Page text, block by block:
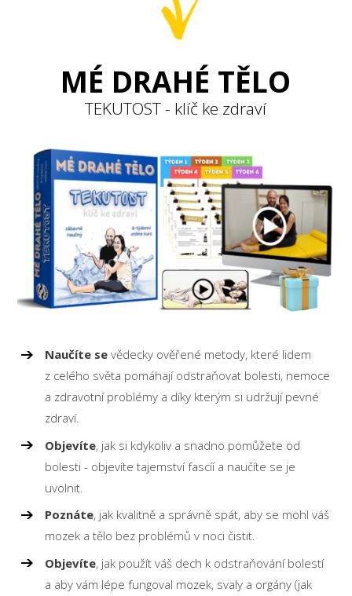
MÉ DRAHÉ TĚLO
TEKUTOST - klíč ke zdraví
Naučíte se vědecky ověřené metody, které lidem
z celého světa pomáhají odstraňovat bolesti, nemoce
a zdravotní problémy a díky kterým si udržují pevné
zdraví.
Objevíte, jak si kdykoliv a snadno pomůžete od
bolesti - objevíte tajemství fascíí a naučíte se je
uvolnit.
Poznáte, jak kvalitně a správně spát, aby se mohl váš
mozek a tělo bez problémů v noci čistit.
Objevíte, jak použít váš dech k odstraňování bolestí
a aby vám lépe fungoval mozek, svaly a orgány (jak